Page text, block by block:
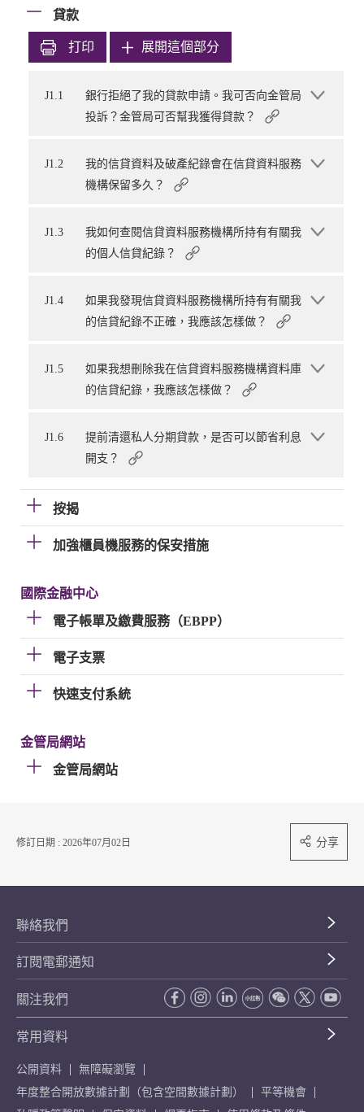
貸款
打印 展開這個部分
J1.1
銀行拒絕了我的貸款申請。我可否向金管局
投訴？金管局可否幫我獲得貸款？
J1.2
我的信貸資料及破產紀錄會在信貸資料服務
機構保留多久？
J1.3
我如何查閱信貸資料服務機構所持有有關我
的個人信貸紀錄？
J1.4
如果我發現信貸資料服務機構所持有有關我
的信貸紀錄不正確，我應該怎樣做？
J1.5
如果我想刪除我在信貸資料服務機構資料庫
的信貸紀錄，我應該怎樣做？
J1.6
提前清還私人分期貸款，是否可以節省利息
開支？
按揭
加強櫃員機服務的保安措施
國際金融中心
電子帳單及繳費服務（EBPP）
電子支票
快速支付系統
金管局網站
金管局網站
修訂日期 : 2026年07月02日 分享
聯絡我們
訂閱電郵通知
關注我們
常用資料
公開資料
無障礙瀏覽
年度整合開放數據計劃（包含空間數據計劃）
平等機會